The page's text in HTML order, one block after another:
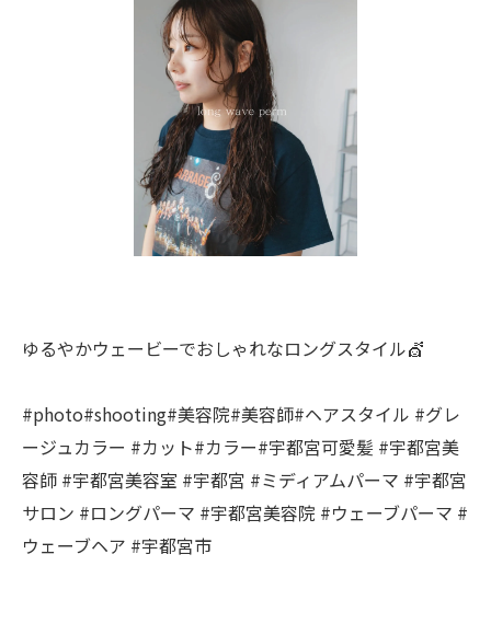
ゆるやかウェービーでおしゃれなロングスタイル💇
#photo#shooting#美容院#美容師#ヘアスタイル #グレ
ージュカラー #カット#カラー#宇都宮可愛髪 #宇都宮美
容師 #宇都宮美容室 #宇都宮 #ミディアムパーマ #宇都宮
サロン #ロングパーマ #宇都宮美容院 #ウェーブパーマ #
ウェーブヘア #宇都宮市